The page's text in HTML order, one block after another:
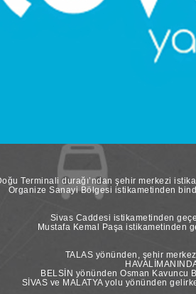
Terminali durağı’ndan şehir merkezi
Organize Sanayi Bölgesi istikametinden
Sivas Caddesi istikametinden
Mustafa Kemal Paşa istikametinden
TALAS yönünden, şehir
BELSİN yönünden Osman Kavuncu
SİVAS ve MALATYA yolu yönünden